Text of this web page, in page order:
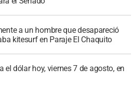
a un hombre que desapareció
kitesurf en Paraje El Chaquito
el dólar hoy, viernes 7 de agosto, en